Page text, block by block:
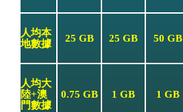
人均本
地數據
25 GB 25 GB 50 GB
人均大
陸+澳
門數據
0.75 GB 1 GB 1 GB